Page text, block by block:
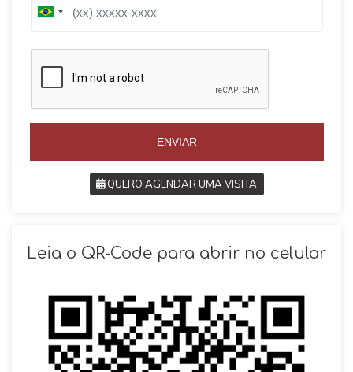
B
i
l
ENVIAR
QUERO AGENDAR UMA VISITA
Leia o QR-Code para abrir no celular